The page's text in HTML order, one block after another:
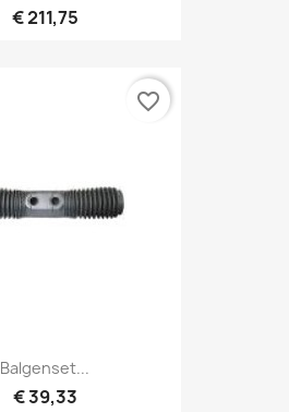
€ 211,75
Balgenset...
€ 39,33
favorite_border